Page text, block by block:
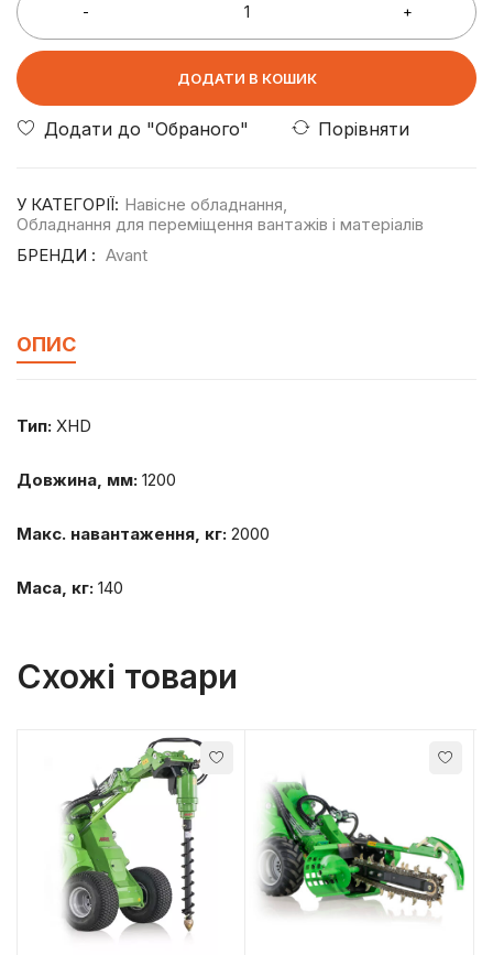
ДОДАТИ В КОШИК
Порівняти
У КАТЕГОРІЇ: Навісне обладнання,
Обладнання для переміщення вантажів і матеріалів
БРЕНДИ : Avant
ОПИС
Тип: XHD
Довжина, мм: 1200
Макс. навантаження, кг: 2000
Маса, кг: 140
Схожі товари